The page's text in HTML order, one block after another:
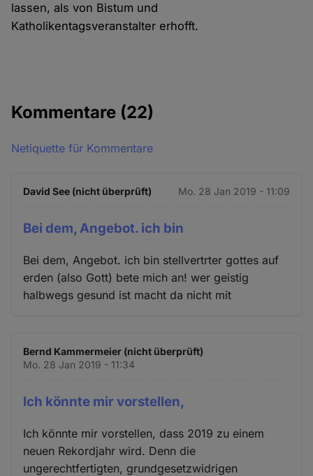
lassen, als von Bistum und
Katholikentagsveranstalter erhofft.
Kommentare (22)
Netiquette für Kommentare
David See (nicht überprüft) Mo. 28 Jan 2019 - 11:09
Bei dem, Angebot. ich bin
Bei dem, Angebot. ich bin stellvertrter gottes auf
erden (also Gott) bete mich an! wer geistig
halbwegs gesund ist macht da nicht mit
Bernd Kammermeier (nicht überprüft)
Mo. 28 Jan 2019 - 11:34
Ich könnte mir vorstellen,
Ich könnte mir vorstellen, dass 2019 zu einem
neuen Rekordjahr wird. Denn die
ungerechtfertigten, grundgesetzwidrigen